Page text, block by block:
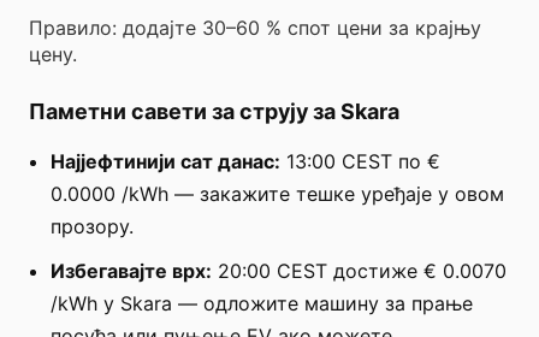
Правило: додајте 30–60 % спот цени за крајњу
цену.
Паметни савети за струју за Skara
Најјефтинији сат данас: 13:00 CEST по €
0.0000 /kWh — закажите тешке уређаје у овом
прозору.
Избегавајте врх: 20:00 CEST достиже € 0.0070
/kWh у Skara — одложите машину за прање